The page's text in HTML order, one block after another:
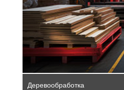
обработки создаются и
Деревообработка